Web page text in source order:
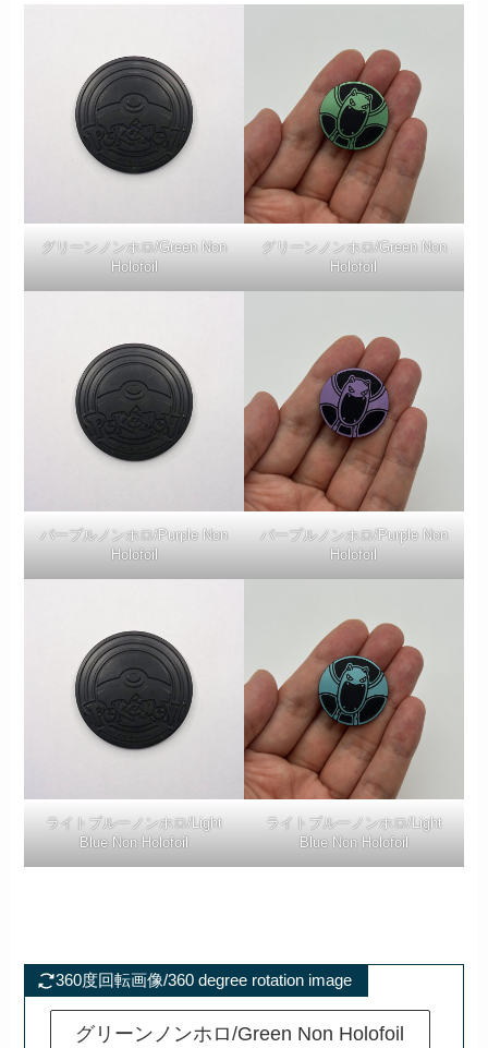
グリーンノンホロ/Green Non
Holofoil
グリーンノンホロ/Green Non
Holofoil
パープルノンホロ/Purple Non
Holofoil
パープルノンホロ/Purple Non
Holofoil
ライトブルーノンホロ/Light
Blue Non Holofoil
ライトブルーノンホロ/Light
Blue Non Holofoil
360度回転画像/360 degree rotation image
グリーンノンホロ/Green Non Holofoil